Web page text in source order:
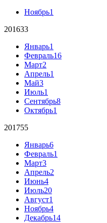
Ноябрь1
201633
Январь1
Февраль16
Март2
Апрель1
Май3
Июль1
Сентябрь8
Октябрь1
201755
Январь6
Февраль1
Март3
Апрель2
Июнь4
Июль20
Август1
Ноябрь4
Декабрь14